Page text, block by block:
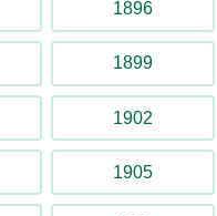
1896
1899
1902
1905
Följ